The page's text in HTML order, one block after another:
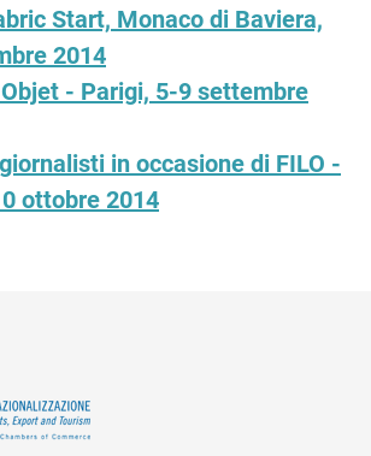
Start, Monaco di Baviera,
2014
- Parigi, 5-9 settembre
in occasione di FILO -
ottobre 2014